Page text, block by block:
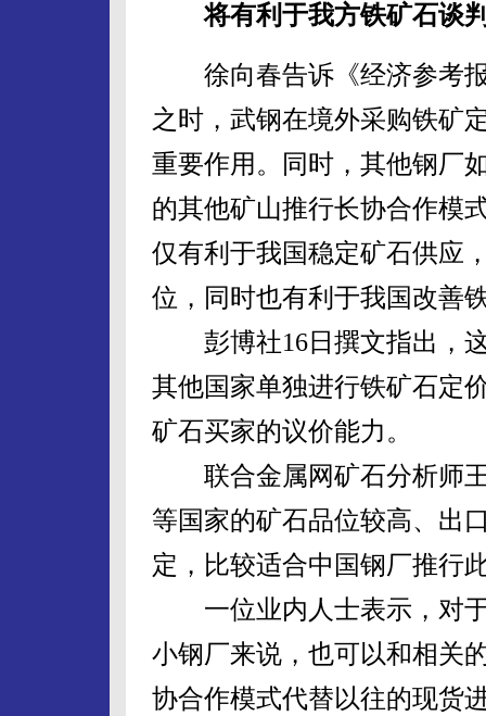
将有利于我方铁矿石谈
徐向春告诉《经济参考报
之时，武钢在境外采购铁矿
重要作用。同时，其他钢厂
的其他矿山推行长协合作模
仅有利于我国稳定矿石供应
位，同时也有利于我国改善
彭博社16日撰文指出，这
其他国家单独进行铁矿石定
矿石买家的议价能力。
联合金属网矿石分析师王
等国家的矿石品位较高、出
定，比较适合中国钢厂推行
一位业内人士表示，对于
小钢厂来说，也可以和相关
协合作模式代替以往的现货